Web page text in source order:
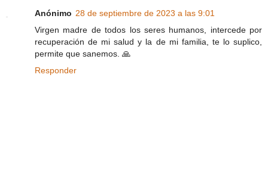
Anónimo 28 de septiembre de 2023 a las 9:01
Virgen madre de todos los seres humanos, intercede por
recuperación de mi salud y la de mi familia, te lo suplico,
permite que sanemos. 🙏
Responder